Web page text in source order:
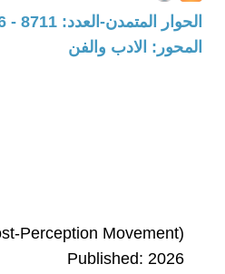
الحوار المتمدن-العدد: 8711 - 2026 / 5 / 20 - 04:53
المحور: الادب والفن
Perception Movement)
Published: 2026